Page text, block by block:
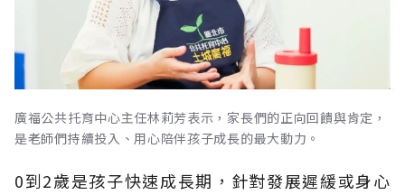
廣福公共托育中心主任林莉芳表示，家長們的正向回饋與肯定，
是老師們持續投入、用心陪伴孩子成長的最大動力。
0到2歲是孩子快速成長期，針對發展遲緩或身心